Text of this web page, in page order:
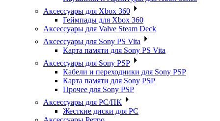
Аксессуары для Xbox 360
Геймпады для Xbox 360
Аксессуары для Valve Steam Deck
Аксессуары для Sony PS Vita
Карта памяти для Sony PS Vita
Аксессуары для Sony PSP
Кабели и переходники для Sony PSP
Карта памяти для Sony PSP
Прочее для Sony PSP
Аксессуары для PC/ПК
Жесткие диски для PC